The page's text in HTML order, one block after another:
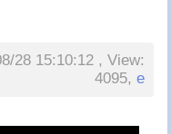
28 15:10:12 , View:
4095,e